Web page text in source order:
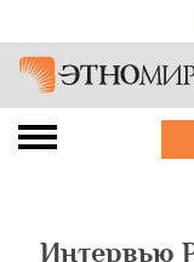
Интервью